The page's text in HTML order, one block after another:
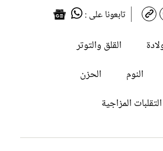
تابعونا على :
القلق والتوتر
النوم
الحزن
التقلبات المزاجية